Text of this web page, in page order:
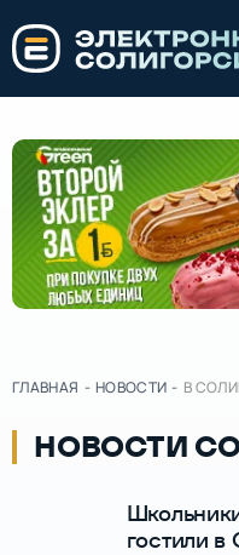
ГЛАВНАЯ - НОВОСТИ - В
НОВОСТИ
гостили в